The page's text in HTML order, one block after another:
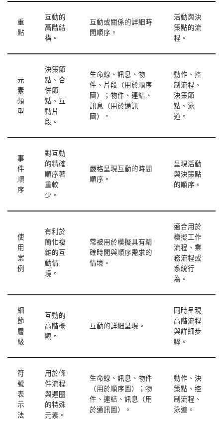
重
點
互動的
高階結
構。
互動或關係的詳細時
間順序。
活動與決
策點的流
程。
元
素
類
型
決策節
點、合
併節
點、互
動片
段。
生命線、訊息、物
件、片段（用於順序
圖）；物件、連結、
訊息（用於通訊
圖）。
動作、控
制流程、
決策節
點、泳
道。
事
件
順
序
對互動
的精確
順序著
重較
少。
嚴格呈現互動的時間
順序。
呈現活動
與決策點
的順序。
使
用
案
例
有利於
簡化複
雜的互
動情
境。
常被用於模擬具有精
確時間與順序需求的
情境。
適合用於
模擬工作
流程、業
務流程或
系統行
為。
細
節
層
級
互動的
高階概
觀。
互動的詳細呈現。
同時呈現
高階流程
與詳細步
驟。
符
號
表
示
法
用於條
件流程
與迴圈
的特殊
元素。
生命線、訊息、物件
（用於順序圖）；物
件、連結、訊息（用
於通訊圖）。
動作、決
策點、控
制流程、
泳道。